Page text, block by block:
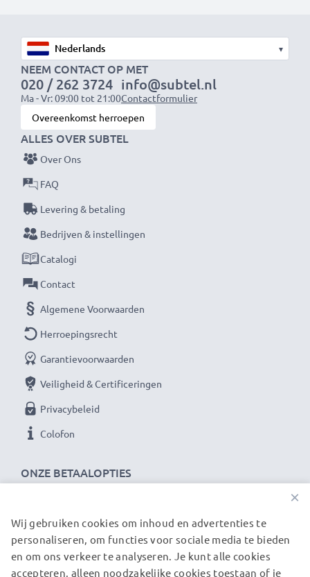
telefoon kunt gebruiken en opladen, waar je ook bent.
Technische gegevens:
Ingang:12V / 24V
Aansluiting 1:Mini USB
Uitgangsspanning / Uitgang Volt:
Stroomsterkte / Uitgangsampère:
Vermogen Watt:
Kabellengte:
★ 3 Jaar Garantie ★
Als internationale vakhandelaar sinds 2004 weten wij
waarom het draait bij hoogwaardige producten.
Daarom bieden wij 36 maanden garantie!
▾
NEEM CONTACT OP MET
020 / 262 3724
Ma - Vr: 09:00 tot 21:00
info@subtel.nl
Contactformulier
Overeenkomst herroepen
ONZE BETAALOPTIES
ALLES OVER SUBTEL
Over Ons
FAQ
Levering & betaling
Bedrijven & instellingen
Catalogi
Contact
Algemene Voorwaarden
Herroepingsrecht
Garantievoorwaarden
Veiligheid & Certificeringen
Privacybeleid
Colofon
ONZE VERZENDPARTNERS
×
Wij gebruiken cookies om inhoud en advertenties te
personaliseren, om functies voor sociale media te bieden
en om ons verkeer te analyseren. Je kunt alle cookies
accepteren, alleen noodzakelijke cookies toestaan of je